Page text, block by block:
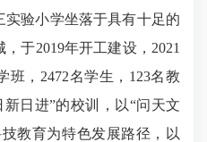
实验小学坐落于具有十足的
于2019年开工建设，2021
班，2472名学生，123名教
日进”的校训，以“问天文
教育为特色发展路径，以